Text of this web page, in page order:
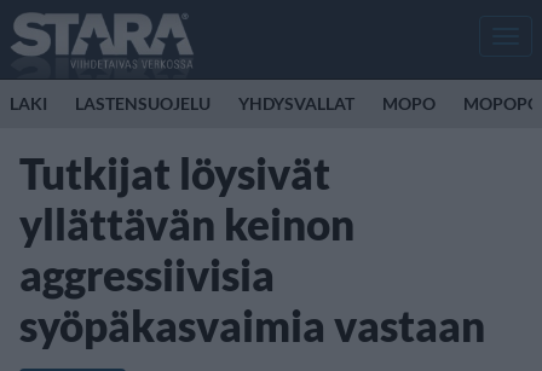
LAKI LASTENSUOJELU YHDYSVALLAT MOPO
Tutkijat löysivät
yllättävän keinon
aggressiivisia
syöpäkasvaimia vastaan